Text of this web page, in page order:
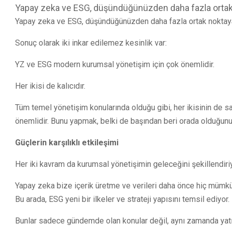
Yapay zeka ve ESG, düşündüğünüzden daha fazla
Yapay zeka ve ESG, düşündüğünüzden daha fazla ortak
Sonuç olarak iki inkar edilemez kesinlik var:
YZ ve ESG modern kurumsal yönetişim için çok önemlidir.
Her ikisi de kalıcıdır.
Tüm temel yönetişim konularında olduğu gibi, her ikisinin de
önemlidir. Bunu yapmak, belki de başından beri orada
Güçlerin karşılıklı etkileşimi
Her iki kavram da kurumsal yönetişimin geleceğini
Yapay zeka bize içerik üretme ve verileri daha önce hiç
Bu arada, ESG yeni bir ilkeler ve strateji yapısını temsil ediyor.
Bunlar sadece gündemde olan konular değil, aynı zamanda